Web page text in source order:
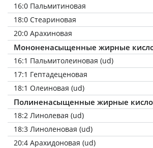
16:0 Пальмитиновая
18:0 Стеариновая
20:0 Арахиновая
Мононенасыщенные жирные
16:1 Пальмитолеиновая (ud)
17:1 Гептадеценовая
18:1 Олеиновая (ud)
Полиненасыщенные жирные
18:2 Линолевая (ud)
18:3 Линоленовая (ud)
20:4 Арахидоновая (ud)